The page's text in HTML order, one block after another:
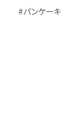
#パンケーキ